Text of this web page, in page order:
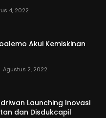
4, 2022
Akui Kemiskinan
Agustus 2, 2022
Launching Inovasi
dan Disdukcapil